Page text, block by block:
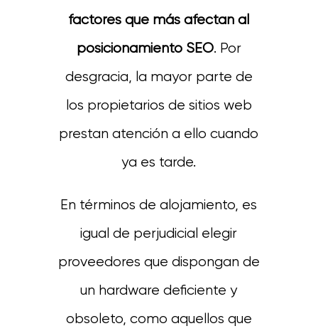
factores que más afectan al
posicionamiento SEO. Por
desgracia, la mayor parte de
los propietarios de sitios web
prestan atención a ello cuando
ya es tarde.
En términos de alojamiento, es
igual de perjudicial elegir
proveedores que dispongan de
un hardware deficiente y
obsoleto, como aquellos que